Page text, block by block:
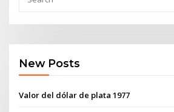
New Posts
Valor del dólar de plata 1977